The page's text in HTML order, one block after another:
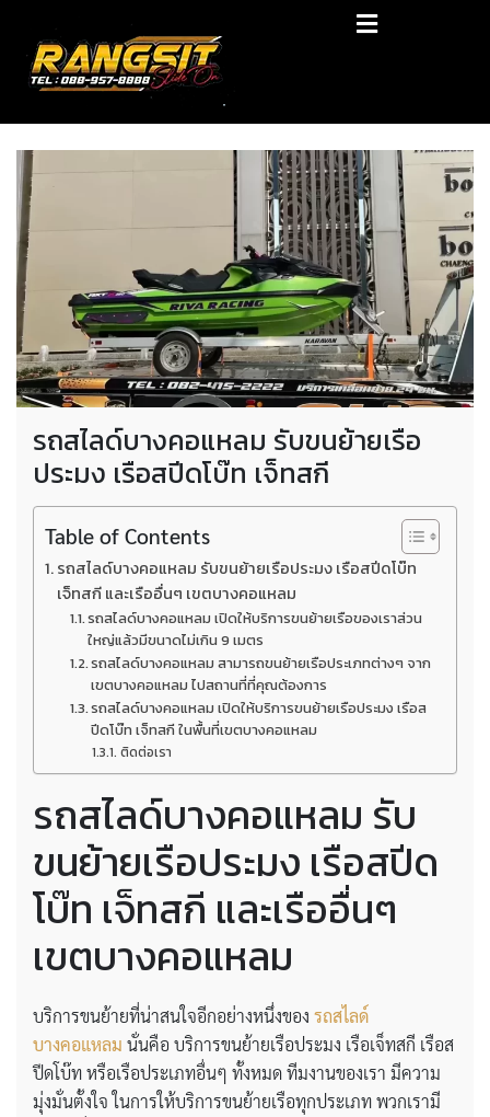
content
RANGSIT SlideON
รถยก168 รถสไลด์รังสิต รถสไลด์ ราคาถูก
รถสไลด์บางคอแหลม รับขนย้ายเรือ
ประมง เรือสปีดโบ๊ท เจ็ทสกี
Table of Contents
รถสไลด์บางคอแหลม รับขนย้ายเรือประมง เรือสปีดโบ๊ท
เจ็ทสกี และเรืออื่นๆ เขตบางคอแหลม
รถสไลด์บางคอแหลม เปิดให้บริการขนย้ายเรือของเราส่วน
ใหญ่แล้วมีขนาดไม่เกิน 9 เมตร
รถสไลด์บางคอแหลม สามารถขนย้ายเรือประเภทต่างๆ จาก
เขตบางคอแหลม ไปสถานที่ที่คุณต้องการ
รถสไลด์บางคอแหลม เปิดให้บริการขนย้ายเรือประมง เรือส
ปีดโบ๊ท เจ็ทสกี ในพื้นที่เขตบางคอแหลม
ติดต่อเรา
รถสไลด์บางคอแหลม รับ
ขนย้ายเรือประมง เรือสปีด
โบ๊ท เจ็ทสกี และเรืออื่นๆ
เขตบางคอแหลม
บริการขนย้ายที่น่าสนใจอีกอย่างหนึ่งของ รถสไลด์
บางคอแหลม นั่นคือ บริการขนย้ายเรือประมง เรือเจ็ทสกี เรือส
ปีดโบ๊ท หรือเรือประเภทอื่นๆ ทั้งหมด ทีมงานของเรา มีความ
มุ่งมั่นตั้งใจ ในการให้บริการขนย้ายเรือทุกประเภท พวกเรามี